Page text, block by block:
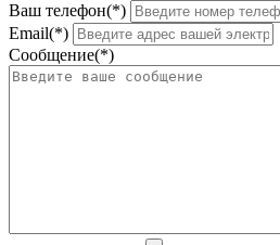
Ваш телефон(*)
Email(*)
Сообщение(*)